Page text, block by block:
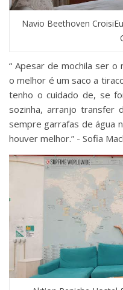
Navio Beethoven
“‪ Apesar de mochila ser o
o melhor é um saco a
tenho o cuidado de, se
sozinha, arranjo transfer
sempre garrafas de água
houver melhor.‬‬‬” -‪ Sofia